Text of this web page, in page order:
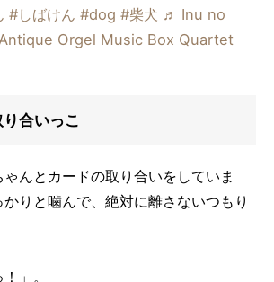
#しばけん #dog #柴犬 ♬ Inu no
Orgel Music Box Quartet
合いっこ
んとカードの取り合いをしていま
りと噛んで、絶対に離さないつもり
」。